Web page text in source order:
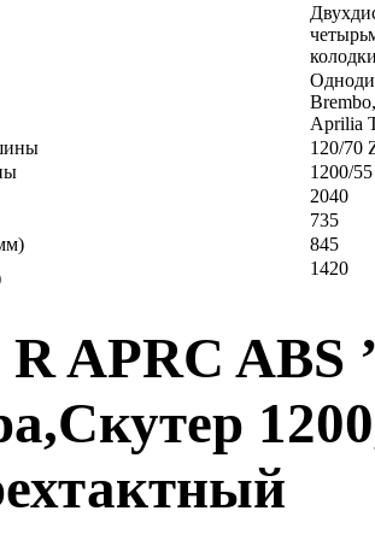
Aprilia
120/70
1200/
2040
735
845
1420
R APRC